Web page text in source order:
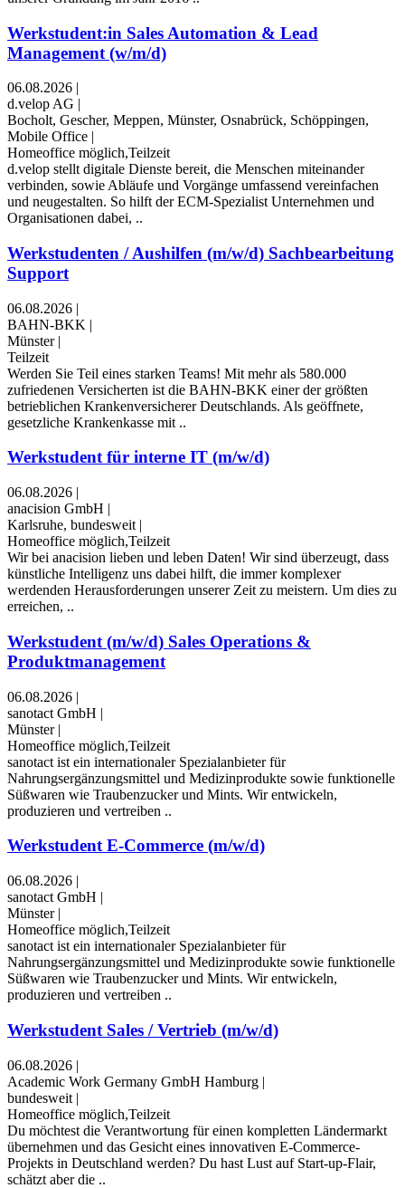
Werkstudent:in Sales Automation & Lead
Management (w/m/d)
06.08.2026 |
d.velop AG |
Bocholt, Gescher, Meppen, Münster, Osnabrück, Schöppingen,
Mobile Office |
Homeoffice möglich,Teilzeit
d.velop stellt digitale Dienste bereit, die Menschen miteinander
verbinden, sowie Abläufe und Vorgänge umfassend vereinfachen
und neugestalten. So hilft der ECM-Spezialist Unternehmen und
Organisationen dabei, ..
Werkstudenten / Aushilfen (m/w/d) Sachbearbeitung
Support
06.08.2026 |
BAHN-BKK |
Münster |
Teilzeit
Werden Sie Teil eines starken Teams! Mit mehr als 580.000
zufriedenen Versicherten ist die BAHN-BKK einer der größten
betrieblichen Krankenversicherer Deutschlands. Als geöffnete,
gesetzliche Krankenkasse mit ..
Werkstudent für interne IT (m/w/d)
06.08.2026 |
anacision GmbH |
Karlsruhe, bundesweit |
Homeoffice möglich,Teilzeit
Wir bei anacision lieben und leben Daten! Wir sind überzeugt, dass
künstliche Intelligenz uns dabei hilft, die immer komplexer
werdenden Herausforderungen unserer Zeit zu meistern. Um dies zu
erreichen, ..
Werkstudent (m/w/d) Sales Operations &
Produktmanagement
06.08.2026 |
sanotact GmbH |
Münster |
Homeoffice möglich,Teilzeit
sanotact ist ein internationaler Spezialanbieter für
Nahrungsergänzungsmittel und Medizinprodukte sowie funktionelle
Süßwaren wie Traubenzucker und Mints. Wir entwickeln,
produzieren und vertreiben ..
Werkstudent E-Commerce (m/w/d)
06.08.2026 |
sanotact GmbH |
Münster |
Homeoffice möglich,Teilzeit
sanotact ist ein internationaler Spezialanbieter für
Nahrungsergänzungsmittel und Medizinprodukte sowie funktionelle
Süßwaren wie Traubenzucker und Mints. Wir entwickeln,
produzieren und vertreiben ..
Werkstudent Sales / Vertrieb (m/w/d)
06.08.2026 |
Academic Work Germany GmbH Hamburg |
bundesweit |
Homeoffice möglich,Teilzeit
Du möchtest die Verantwortung für einen kompletten Ländermarkt
übernehmen und das Gesicht eines innovativen E-Commerce-
Projekts in Deutschland werden? Du hast Lust auf Start-up-Flair,
schätzt aber die ..